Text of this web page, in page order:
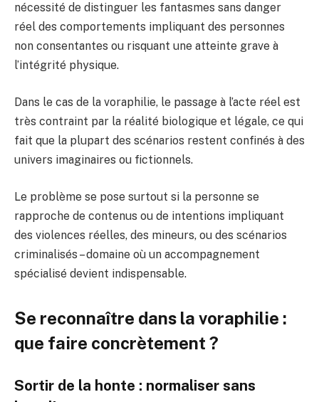
nécessité de distinguer les fantasmes sans danger
réel des comportements impliquant des personnes
non consentantes ou risquant une atteinte grave à
l’intégrité physique.
Dans le cas de la voraphilie, le passage à l’acte réel est
très contraint par la réalité biologique et légale, ce qui
fait que la plupart des scénarios restent confinés à des
univers imaginaires ou fictionnels.
Le problème se pose surtout si la personne se
rapproche de contenus ou de intentions impliquant
des violences réelles, des mineurs, ou des scénarios
criminalisés – domaine où un accompagnement
spécialisé devient indispensable.
Se reconnaître dans la voraphilie :
que faire concrètement ?
Sortir de la honte : normaliser sans